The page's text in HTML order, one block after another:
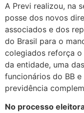
A Previ realizou, na
posse dos novos
associados e dos
do Brasil para o
colegiados reforça
da entidade, uma
funcionários do BB
previdência
No processo